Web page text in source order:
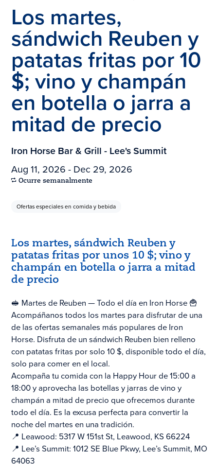
Los martes,
sándwich Reuben y
patatas fritas por 10
$; vino y champán
en botella o jarra a
mitad de precio
Iron Horse Bar & Grill - Lee's Summit
Aug 11, 2026 - Dec 29, 2026
Ocurre semanalmente
Ofertas especiales en comida y bebida
Los martes, sándwich Reuben y
patatas fritas por unos 10 $; vino y
champán en botella o jarra a mitad
de precio
🥪 Martes de Reuben — Todo el día en Iron Horse 🍟
Acompáñanos todos los martes para disfrutar de una
de las ofertas semanales más populares de Iron
Horse. Disfruta de un sándwich Reuben bien relleno
con patatas fritas por solo 10 $, disponible todo el día,
solo para comer en el local.
Acompaña tu comida con la Happy Hour de 15:00 a
18:00 y aprovecha las botellas y jarras de vino y
champán a mitad de precio que ofrecemos durante
todo el día. Es la excusa perfecta para convertir la
noche del martes en una tradición.
📍 Leawood: 5317 W 151st St, Leawood, KS 66224
📍 Lee’s Summit: 1012 SE Blue Pkwy, Lee’s Summit, MO
64063